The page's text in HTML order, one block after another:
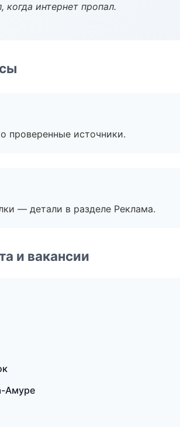
интернет пропал.
проверенные источники.
— детали в разделе Реклама.
и вакансии
Амуре